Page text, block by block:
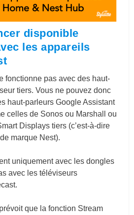
disponible
les appareils
fonctionne pas avec des haut-
tiers. Vous ne pouvez donc
haut-parleurs Google Assistant
celles de Sonos ou Marshall ou
Displays tiers (c’est-à-dire
marque Nest).
uniquement avec les dongles
avec les téléviseurs
que la fonction Stream